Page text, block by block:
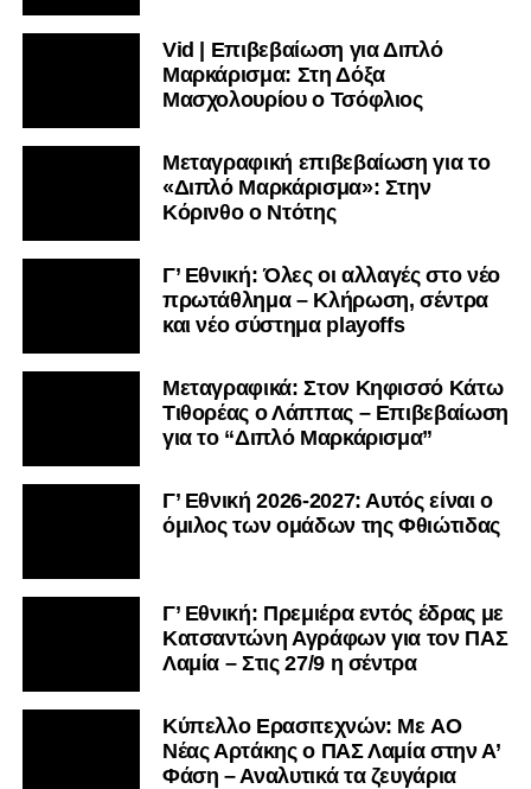
Vid | Επιβεβαίωση για Διπλό
Μαρκάρισμα: Στη Δόξα
Μασχολουρίου ο Τσόφλιος
Μεταγραφική επιβεβαίωση για το
«Διπλό Μαρκάρισμα»: Στην
Κόρινθο ο Ντότης
Γ’ Εθνική: Όλες οι αλλαγές στο νέο
πρωτάθλημα – Κλήρωση, σέντρα
και νέο σύστημα playoffs
Μεταγραφικά: Στον Κηφισσό Κάτω
Τιθορέας ο Λάππας – Επιβεβαίωση
για το “Διπλό Μαρκάρισμα”
Γ’ Εθνική 2026-2027: Αυτός είναι ο
όμιλος των ομάδων της Φθιώτιδας
Γ’ Εθνική: Πρεμιέρα εντός έδρας με
Κατσαντώνη Αγράφων για τον ΠΑΣ
Λαμία – Στις 27/9 η σέντρα
Kύπελλο Ερασιτεχνών: Με AO
Nέας Αρτάκης ο ΠΑΣ Λαμία στην Α’
Φάση – Αναλυτικά τα ζευγάρια